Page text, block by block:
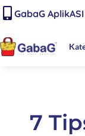
content
Lewati
ke
konten
GabaG AplikASI
7